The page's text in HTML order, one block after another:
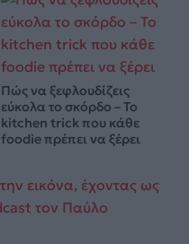
Πώς να ξεφλουδίζεις
εύκολα το σκόρδο – Το
kitchen trick που κάθε
foodie πρέπει να ξέρει